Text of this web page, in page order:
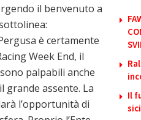
Il
il benvenuto a
è certamente
Week End, il
palpabili anche
grande assente. La
l’opportunità di